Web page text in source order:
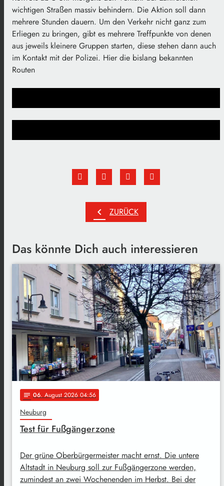
wichtigen Straßen massiv behindern. Die Aktion soll dann
mehrere Stunden dauern. Um den Verkehr nicht ganz zum
Erliegen zu bringen, gibt es mehrere Treffpunkte von denen
aus jeweils kleinere Gruppen starten, diese stehen dann auch
im Kontakt mit der Polizei. Hier die bislang bekannten
Routen
chevron_left ZURÜCK
Das könnte Dich auch interessieren
notes 06. August 2026 04:56
Neuburg
Test für Fußgängerzone
Der grüne Oberbürgermeister macht ernst. Die untere
Altstadt in Neuburg soll zur Fußgängerzone werden,
zumindest an zwei Wochenenden im Herbst. Bei der